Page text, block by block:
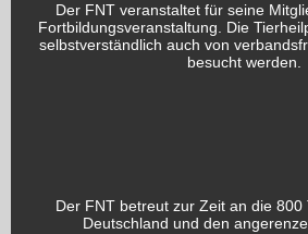
Der FNT veranstaltet für seine
Fortbildungsveranstaltung. Die
selbstverständlich auch von
besucht werden.
Der FNT betreut zur Zeit an die 800
Deutschland und den